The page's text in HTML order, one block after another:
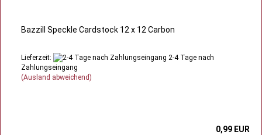
Bazzill Speckle Cardstock 12 x 12 Carbon
Lieferzeit:
2-4 Tage nach
Zahlungseingang
(Ausland abweichend)
0,99 EUR